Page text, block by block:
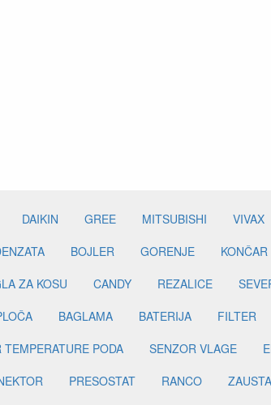
BAGLAMA BATERIJA FILTER
PODA SENZOR VLAGE
PRESOSTAT RANCO
SKLOPNIK MOTOR VENTILATORA
DORIN EMBRACO MANEUROPE
ISPARIVAČ LU - VE KOMPRESOR